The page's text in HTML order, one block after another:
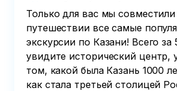
Только для вас мы
путешествии все самые
экскурсии по Казани! Всего за
увидите исторический центр,
том, какой была Казань 1000
как стала третьей столицей